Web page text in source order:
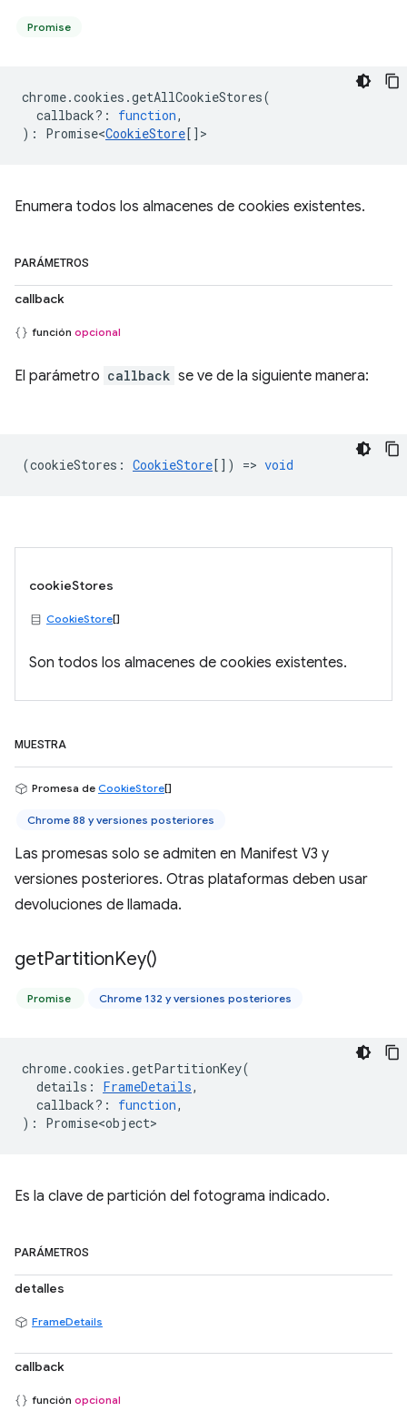
Promise
chrome.cookies .getAllCookieStores(
callback? : function,
) : Promise<CookieStore[] >
Enumera todos los almacenes de cookies existentes.
PARÁMETROS
callback
función opcional
El parámetro callback se ve de la siguiente manera:
(cookieStores : CookieStore[]) => void
cookieStores
CookieStore[]
Son todos los almacenes de cookies existentes.
MUESTRA
Promesa de CookieStore[]
Chrome 88 y versiones posteriores
Las promesas solo se admiten en Manifest V3 y
versiones posteriores. Otras plataformas deben usar
devoluciones de llamada.
getPartitionKey()
Promise Chrome 132 y versiones posteriores
chrome.cookies .getPartitionKey(
details : FrameDetails,
callback? : function,
) : Promise<object>
Es la clave de partición del fotograma indicado.
PARÁMETROS
detalles
FrameDetails
callback
función opcional